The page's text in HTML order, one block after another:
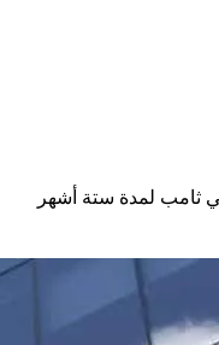
ثامب لمدة ستة أشهر